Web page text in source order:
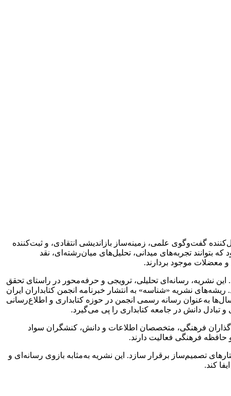
گفت‌وگوی علمی، زمینه‌ساز بازاندیشی انتقادی، و ثبت‌کننده
بتوانند تجربه‌های میدانی، تحلیل‌های میان‌رشته‌ای، نقد
معضلات موجود بردارند.
ایران، در اسفند ۱۳۹۱ با هدف پر کردن این خلأ تأسیس شد. این نشریه، رسانه‌ای تحلیلی، ترویجی و حرفه‌محور در راستای تحقق
نشریه «شناسه» به انتشار خبرنامه انجمن کتابداران ایران
نام به نامه انجمن کتابداران ادامه یافت و سال‌ها به‌عنوان رسانه رسمی انجمن در حوزه کتابداری و اطلاع‌رسانی
تبادل دانش در جامعه کتابداری را پی می‌گیرد.
فرهنگی، متخصصان اطلاعات و دانش، کنشگران سواد
فرهنگی فعالیت دارند.
تصمیم‌ساز برقرار سازد. این نشریه به‌مثابه بازوی رسانه‌ای و
کند.